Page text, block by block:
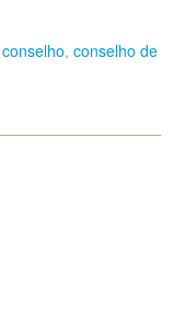
conselho, conselho de